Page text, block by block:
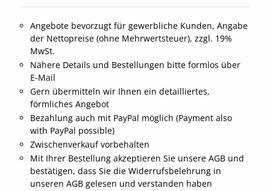
Angebote bevorzugt für gewerbliche Kunden, Angabe
der Nettopreise (ohne Mehrwertsteuer), zzgl. 19%
MwSt.
Nähere Details und Bestellungen bitte formlos über
E-Mail
Gern übermitteln wir Ihnen ein detailliertes,
förmliches Angebot
Bezahlung auch mit PayPal möglich (Payment also
with PayPal possible)
Zwischenverkauf vorbehalten
Mit Ihrer Bestellung akzeptieren Sie unsere AGB und
bestätigen, dass Sie die Widerrufsbelehrung in
unseren AGB gelesen und verstanden haben